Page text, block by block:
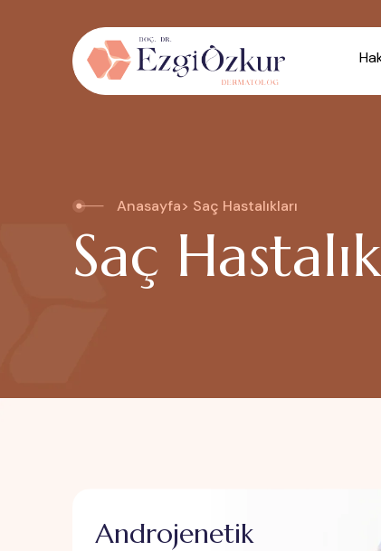
Anasayfa> Saç Hastalıkları
Saç
Androjenetik